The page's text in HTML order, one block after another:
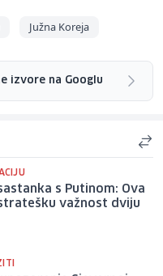
Južna Koreja
izvore na Googlu
s Putinom: Ova
važnost dviju